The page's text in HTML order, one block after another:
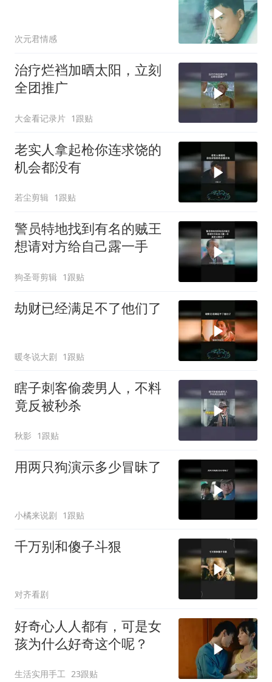
次元君情感
治疗烂裆加晒太阳，立刻
全团推广
大金看记录片 1跟贴
老实人拿起枪你连求饶的
机会都没有
若尘剪辑 1跟贴
警员特地找到有名的贼王
想请对方给自己露一手
狗圣哥剪辑 1跟贴
劫财已经满足不了他们了
暖冬说大剧 1跟贴
瞎子刺客偷袭男人，不料
竟反被秒杀
秋影 1跟贴
用两只狗演示多少冒昧了
小橘来说剧 1跟贴
千万别和傻子斗狠
对齐看剧
好奇心人人都有，可是女
孩为什么好奇这个呢？
生活实用手工 23跟贴